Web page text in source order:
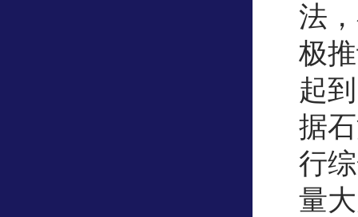
法
极
起
据
行
量